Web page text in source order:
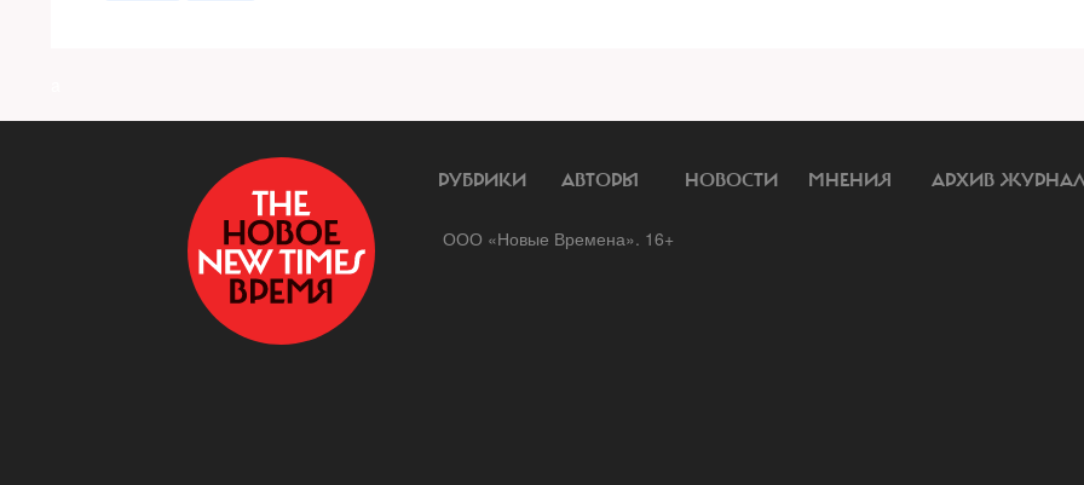
РУБРИКИ АВТОРЫ НОВОСТИ МНЕНИЯ АРХИВ
ООО «Новые Времена». 16+